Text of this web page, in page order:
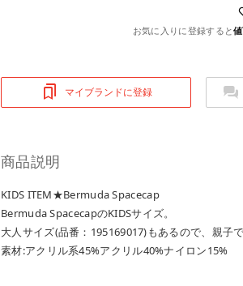
お気に入りに登録すると
マイブランドに登録
商品説明
KIDS ITEM★Bermuda Spacecap
Bermuda SpacecapのKIDSサイズ。
大人サイズ(品番：195169017)もあるので、親子
素材:アクリル系45%アクリル40%ナイロン15%